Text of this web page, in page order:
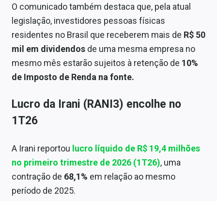
O comunicado também destaca que, pela atual
legislação, investidores pessoas físicas
residentes no Brasil que receberem mais de R$ 50
mil em dividendos de uma mesma empresa no
mesmo mês estarão sujeitos à retenção de 10%
de Imposto de Renda na fonte.
Lucro da Irani (RANI3) encolhe no
1T26
A Irani reportou lucro líquido de R$ 19,4 milhões
no primeiro trimestre de 2026 (1T26), uma
contração de 68,1% em relação ao mesmo
período de 2025.